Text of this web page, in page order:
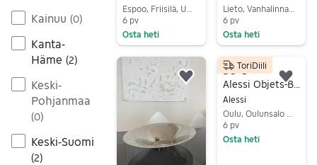
Kainuu (0)
Kanta-
Häme (2)
Keski-
Pohjanmaa
(0)
Keski-Suomi
(2)
6 pv
Osta heti
Lieto, Vanhalinna, Varsinais-Suomi
6 pv
Osta heti
Lisää suosikiksi.
30 €
Alessi Objets-Bijoux juustoveitsi ruostumatonta terästä
Alessi
6 pv
Osta heti
ToriDiili